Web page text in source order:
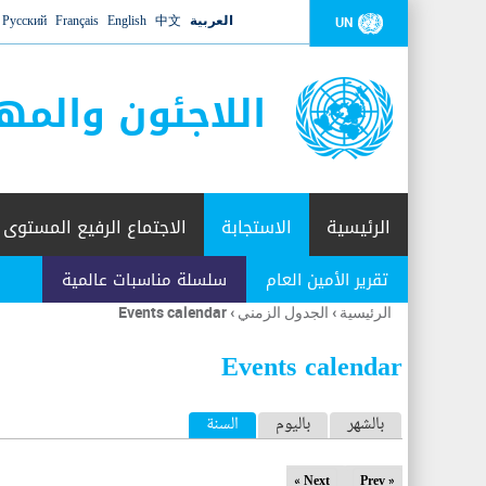
UN العربية 中文
English
Français
Русский
اللاجئون
الرئيسية الاستجابة
تقرير الأمين العام سلسلة مناسبات عالمية
الاجتماع الرفيع المستوى
أنت
هنا
الرئيسية › الجدول الزمني ›
Events calendar
Events calendar
ا
ل
بالشهر باليوم السنة (علامة التبويب النشطة)